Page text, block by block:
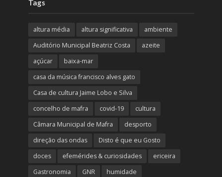
Tags
altura média altura significativa
ambiente
Auditório Municipal Beatriz Costa
azeite
açúcar
baixa-mar
casa da música francisco alves gato
Casa de cultura Jaime Lobo e Silva
concelho de mafra
covid-19
cultura
Câmara Municipal de Mafra
desporto
direção das ondas
Disto é que eu Gosto
doces
efemérides & curiosidades
ericeira
Gastronomia
GNR
humidade